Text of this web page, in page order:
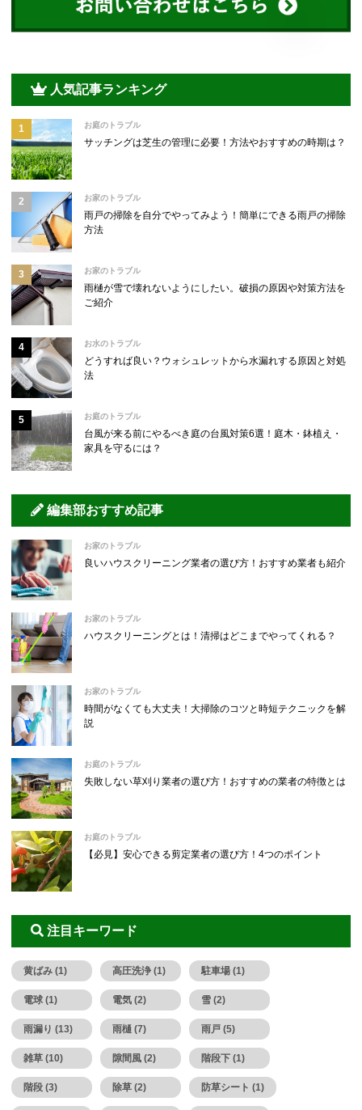
人気記事ランキング
お庭のトラブル
サッチングは芝生の管理に必要！方法やおすすめの時期は？
お家のトラブル
雨戸の掃除を自分でやってみよう！簡単にできる雨戸の掃除
方法
お家のトラブル
雨樋が雪で壊れないようにしたい。破損の原因や対策方法を
ご紹介
お水のトラブル
どうすれば良い？ウォシュレットから水漏れする原因と対処
法
お庭のトラブル
台風が来る前にやるべき庭の台風対策6選！庭木・鉢植え・
家具を守るには？
編集部おすすめ記事
お家のトラブル
良いハウスクリーニング業者の選び方！おすすめ業者も紹介
お家のトラブル
ハウスクリーニングとは！清掃はどこまでやってくれる？
お家のトラブル
時間がなくても大丈夫！大掃除のコツと時短テクニックを解
説
お庭のトラブル
失敗しない草刈り業者の選び方！おすすめの業者の特徴とは
お庭のトラブル
【必見】安心できる剪定業者の選び方！4つのポイント
注目キーワード
黄ばみ (1) 高圧洗浄 (1) 駐車場 (1)
電球 (1) 電気 (2) 雪 (2)
雨漏り (13) 雨樋 (7) 雨戸 (5)
雑草 (10) 隙間風 (2) 階段下 (1)
階段 (3) 除草 (2) 防草シート (1)